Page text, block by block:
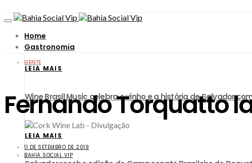
Home
Gastronomia
LEIA MAIS
Wine Brasil Music celebra o vinho e a história de Salvador
LEIA MAIS
GENTE
Fernando Torquatto
11 DE SETEMBRO DE 2019
BAHIA SOCIAL VIP